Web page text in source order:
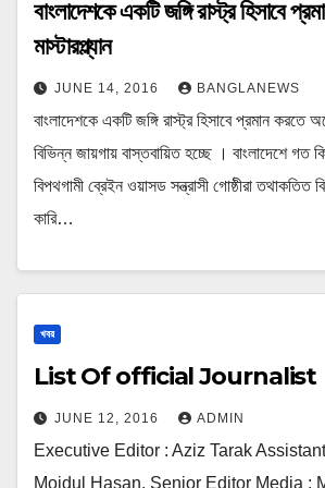
বাংলাদেশকে একটি জঙ্গি রাস্ট্র হিসাবে
মাস্টারপ্ল্যান
JUNE 14, 2016 BANGLANEWS
বাংলাদেশকে একটি জঙ্গি রাস্ট্র হিসাবে প্রমান করতে
বিভিন্ন জায়গায় বাস্তবায়িত হচ্ছে । বাংলাদেশে গত
বিপথগামী ব্রেইন ওয়াসড সন্ত্রাসী গোষ্ঠীরা তথাকতিত
কারি…
খবর
List Of official Journalist
JUNE 12, 2016 ADMIN
Executive Editor : Aziz Tarak
Moidul Hasan. Senior Editor Media :